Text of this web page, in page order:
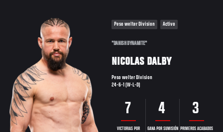
Peso welter Division Activo
"DANISH DYNAMITE"
NICOLAS DALBY
Peso welter Division
24-6-1 (W-L-D)
7
VICTORIAS POR
4
GANA POR SUMISIÓN
3
PRIMEROS ACABADOS